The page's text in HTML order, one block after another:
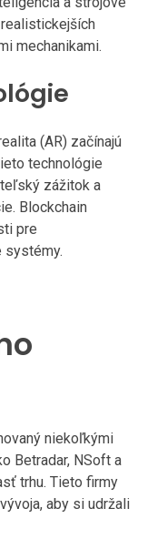
mechanikami.
(AR) začínajú
technológie
zážitok a
Blockchain
pre
systémy.
niekoľkými
Betradar, NSoft a
trhu. Tieto firmy
aby si udržali